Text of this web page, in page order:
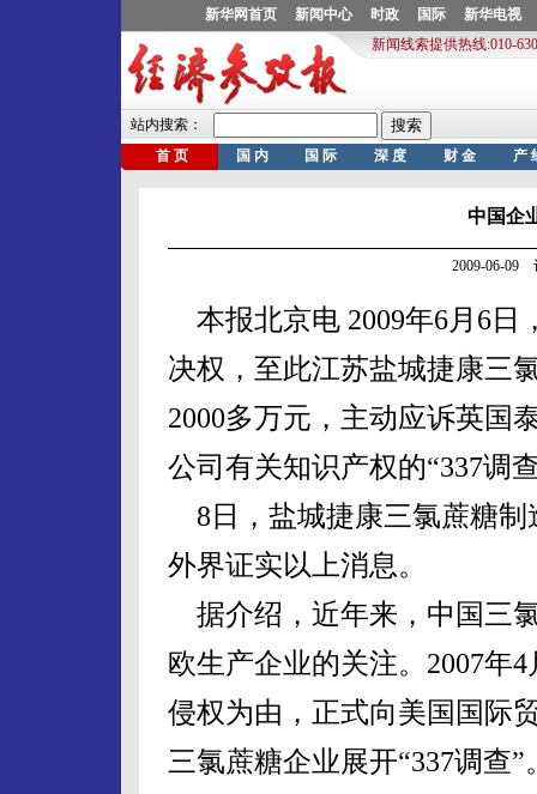
中国企
2009-06-09
本报北京电 2009年6月6日
决权，至此江苏盐城捷康三
2000多万元，主动应诉英国
公司有关知识产权的“337调
8日，盐城捷康三氯蔗糖制
外界证实以上消息。
据介绍，近年来，中国三
欧生产企业的关注。2007年
侵权为由，正式向美国国际
三氯蔗糖企业展开“337调查”